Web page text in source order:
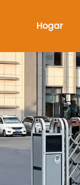
Hogar